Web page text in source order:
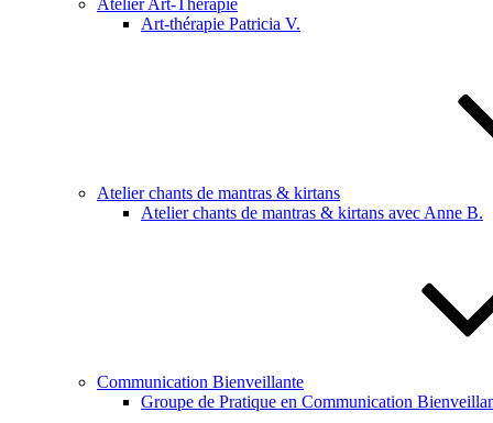
Atelier Art-Thérapie
Art-thérapie Patricia V.
Atelier chants de mantras & kirtans
Atelier chants de mantras & kirtans avec Anne B.
Communication Bienveillante
Groupe de Pratique en Communication